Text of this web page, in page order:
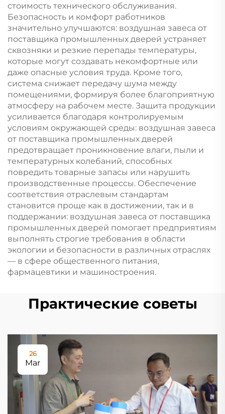
стоимость технического обслуживания.
Безопасность и комфорт работников
значительно улучшаются: воздушная завеса от
поставщика промышленных дверей устраняет
сквозняки и резкие перепады температуры,
которые могут создавать некомфортные или
даже опасные условия труда. Кроме того,
система снижает передачу шума между
помещениями, формируя более благоприятную
атмосферу на рабочем месте. Защита продукции
усиливается благодаря контролируемым
условиям окружающей среды: воздушная завеса
от поставщика промышленных дверей
предотвращает проникновение влаги, пыли и
температурных колебаний, способных
повредить товарные запасы или нарушить
производственные процессы. Обеспечение
соответствия отраслевым стандартам
становится проще как в достижении, так и в
поддержании: воздушная завеса от поставщика
промышленных дверей помогает предприятиям
выполнять строгие требования в области
экологии и безопасности в различных отраслях
— в сфере общественного питания,
фармацевтики и машиностроения.
Практические советы
26
Mar